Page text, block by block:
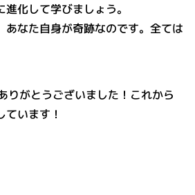
化して学びましょう。
あなた自身が奇跡なのです。全ては
りがとうございました！これから
います！